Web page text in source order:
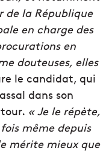
de la République
en charge des
en
douteuses, elles
le candidat, qui
dans son
« Je le répète,
même depuis
mérite mieux que